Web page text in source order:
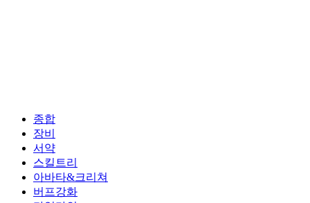
종합
장비
서약
스킬트리
아바타&크리쳐
버프강화